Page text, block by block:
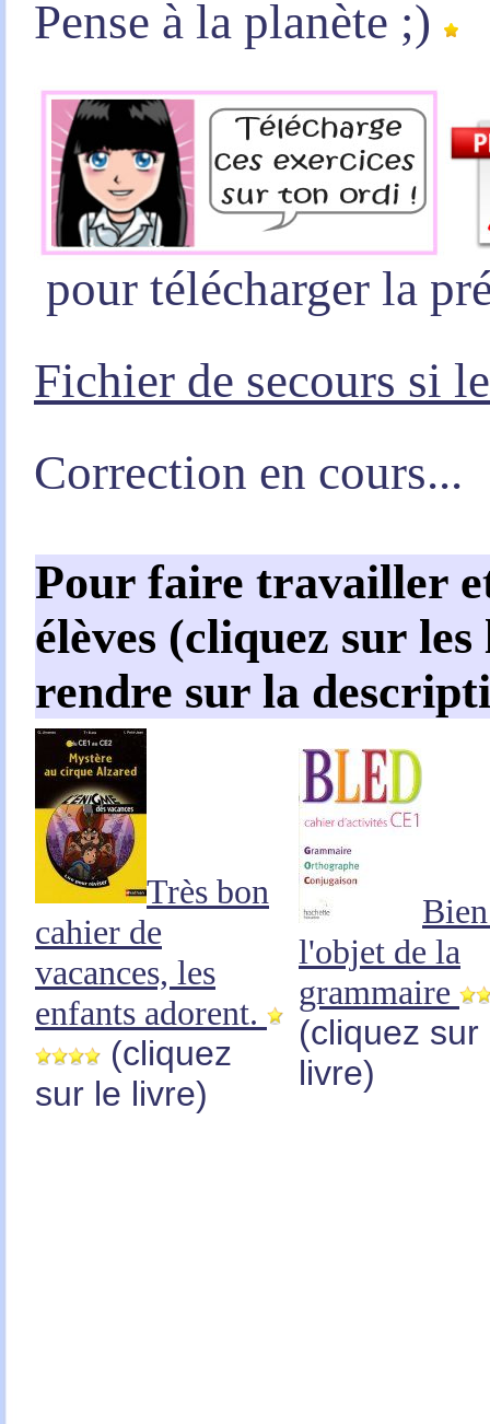
Pense à la planète ;)
pour télécharger la
Fichier de secours si
Correction en cours...
Pour faire travailler
élèves (cliquez sur
rendre sur la
Très bon
cahier de
vacances, les
enfants adorent.
(cliquez
sur le livre)
l'objet de la
grammaire
(cliquez sur
livre)